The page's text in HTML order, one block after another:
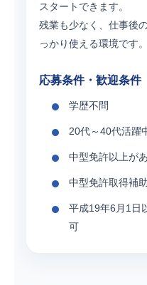
スタートできます。
残業も少なく、仕事後
っかり使える環境です。
応募条件・歓迎条件
学歴不問
20代～40代活躍
中型免許以上が
中型免許取得補
平成19年6月1日
可